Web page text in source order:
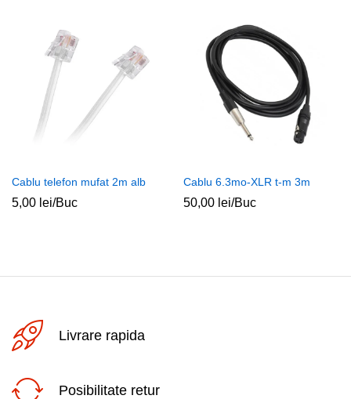
Cablu telefon mufat 2m alb
5,00 lei/Buc
Cablu 6.3mo-XLR t-m 3m
50,00 lei/Buc
Livrare rapida
Posibilitate retur